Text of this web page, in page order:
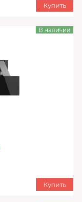
Купить
В наличии
Купить